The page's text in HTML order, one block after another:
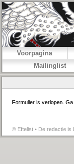
Voorpagina
Mailinglist
Formulier is verlopen.
© Eftelist • De redactie is